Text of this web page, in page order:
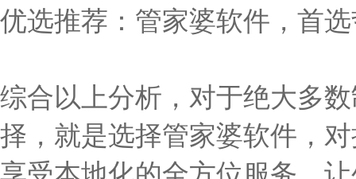
优选推荐：管家婆软件，首
综合以上分析，对于绝大多
择，就是选择管家婆软件，